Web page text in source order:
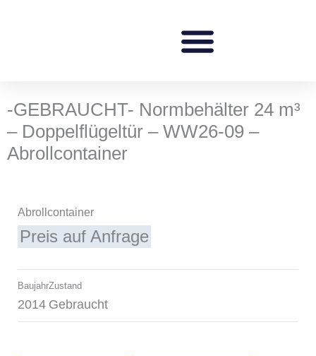
-GEBRAUCHT- Normbehälter 24 m³
– Doppelflügeltür – WW26-09 –
Abrollcontainer
Abrollcontainer
Preis auf Anfrage
Baujahr
2014
Zustand
Gebraucht